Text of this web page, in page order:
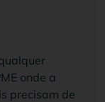
onde a
precisam de